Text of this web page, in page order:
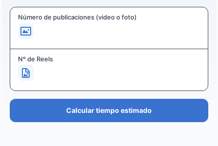
Número de publicaciones (video o foto)
Nº de Reels
Calcular tiempo estimado